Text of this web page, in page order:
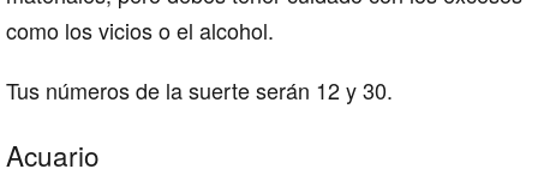
como los vicios o el alcohol.
Tus números de la suerte serán 12 y 30.
Acuario